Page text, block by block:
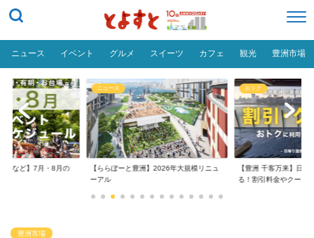
ニュース イベント グルメ スイーツ カフェ 観光 豊洲市場
場など】7月・8月の
ニュース
【ららぽーと豊洲】2026年大規模リニュ
ーアル
おトク
【豊洲 千客万来】日帰
る！割引料金やクーポ...
豊洲市場